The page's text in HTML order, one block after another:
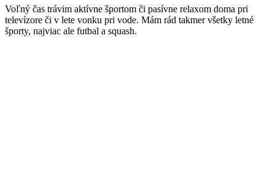
Voľný čas trávim aktívne športom či pasívne relaxom doma pri
televízore či v lete vonku pri vode. Mám rád takmer všetky letné
športy, najviac ale futbal a squash.